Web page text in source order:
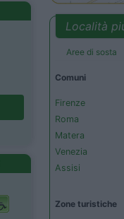
Località
Aree di sosta
Comuni
Firenze
Roma
Matera
Venezia
Assisi
Zone turistiche